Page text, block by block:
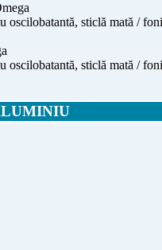
oscilobatantă, sticlă mată /
oscilobatantă, sticlă mată /